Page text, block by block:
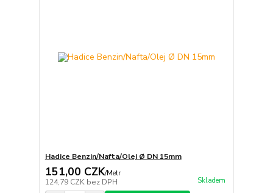
Hadice Benzin/Nafta/Olej Ø DN 15mm
151,00 CZK/Metr
124,79 CZK bez DPH Skladem